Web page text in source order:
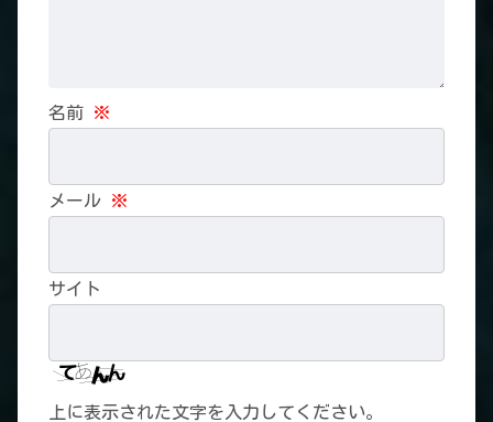
名前 ※
メール ※
サイト
上に表示された文字を入力してください。